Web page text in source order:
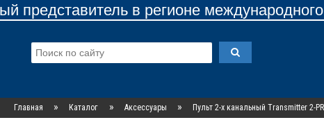
представитель в регионе
Главная » Каталог » Аксессуары » Пульт 2-х канальный Transmitter 2-